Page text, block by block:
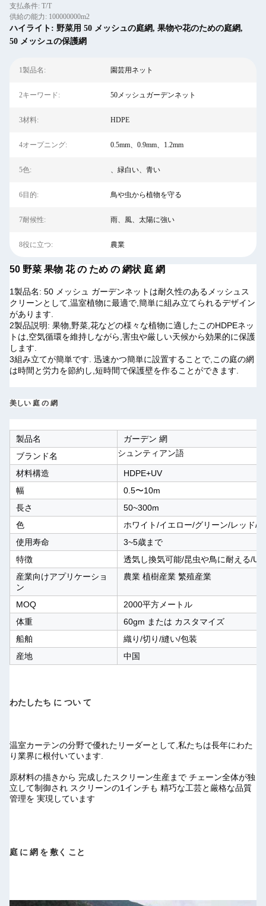
支払条件: T/T
供給の能力: 100000000m2
ハイライト: 野菜用 50 メッシュの庭網, 果物や花のための庭網,
50 メッシュの保護網
1製品名: 園芸用ネット
2キーワード: 50メッシュガーデンネット
3材料: HDPE
4オープニング: 0.5mm、0.9mm、1.2mm
5色: 、緑白い、青い
6目的: 鳥や虫から植物を守る
7耐候性: 雨、風、太陽に強い
8役に立つ: 農業
50 野菜 果物 花 の ため の 網状 庭 網
1製品名: 50 メッシュ ガーデンネットは耐久性のあるメッシュス
クリーンとして,温室植物に最適で,簡単に組み立てられるデザイン
があります.
2製品説明: 果物,野菜,花などの様々な植物に適したこのHDPEネッ
トは,空気循環を維持しながら,害虫や厳しい天候から効果的に保護
します.
3組み立てが簡単です. 迅速かつ簡単に設置することで,この庭の網
は時間と労力を節約し,短時間で保護壁を作ることができます.
美しい 庭 の 網
製品名
ガーデン 網
ブランド名
シュンティアン語
材料構造
HDPE+UV
幅
0.5〜10m
長さ
50~300m
色
ホワイト/イエロー/グリーン/レッド/
使用寿命
3~5歳まで
特徴
透気し換気可能/昆虫や鳥に耐える/
産業向けアプリケーショ
ン
農業 植樹産業 繁殖産業
MOQ
2000平方メートル
体重
60gm または カスタマイズ
船舶
織り/切り/縫い/包装
産地
中国
わたしたち に つい て
温室カーテンの分野で優れたリーダーとして,私たちは長年にわた
り業界に根付いています.
原材料の描きから 完成したスクリーン生産まで チェーン全体が独
立して制御され スクリーンの1インチも 精巧な工芸と厳格な品質
管理を 実現しています
庭 に 網 を 敷く こと